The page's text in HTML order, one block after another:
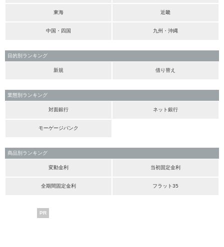
東海 近畿
中国・四国 九州・沖縄
目的別ランキング
新規 借り替え
業態別ランキング
対面銀行 ネット銀行
モーゲージバンク
商品別ランキング
変動金利 当初固定金利
全期間固定金利 フラット35
PR